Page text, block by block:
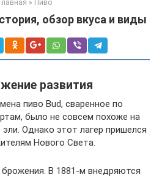
Главная » Пиво
обзор вкуса и виды
развития
пиво Bud, сваренное по
было не совсем похоже на
Однако этот лагер пришелся
Нового Света.
В 1881-м внедряются